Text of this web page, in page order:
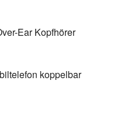
Ear Kopfhörer
koppelbar